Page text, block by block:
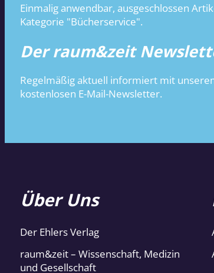
Einmalig anwendbar, ausgeschlossen
Kategorie "Bücherservice".
Der raum&zeit
Regelmäßig aktuell informiert mit
kostenlosen E-Mail-Newsletter.
Über Uns
Der Ehlers Verlag
raum&zeit – Wissenschaft, Medizin
und Gesellschaft